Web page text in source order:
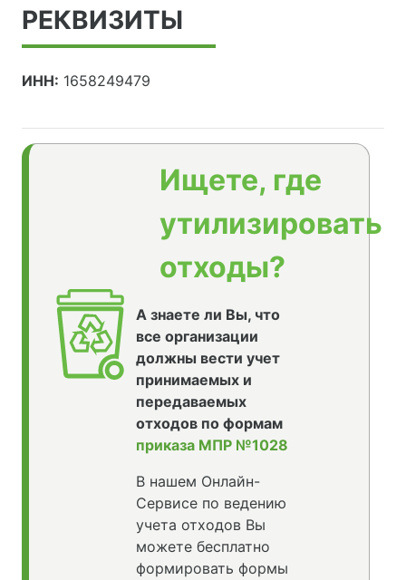
РЕКВИЗИТЫ
ИНН: 1658249479
Ищете, где
утилизировать
отходы?
А знаете ли Вы, что
все организации
должны вести учет
принимаемых и
передаваемых
отходов по формам
приказа МПР №1028
В нашем Онлайн-
Сервисе по ведению
учета отходов Вы
можете бесплатно
формировать формы